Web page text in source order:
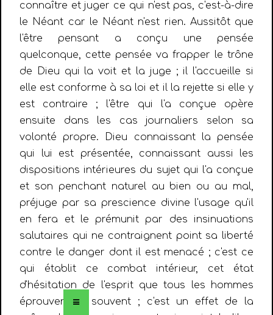
connaître et juger ce qui n'est pas, c'est-à-dire
le Néant car le Néant n'est rien. Aussitôt que
l'être pensant a conçu une pensée
quelconque, cette pensée va frapper le trône
de Dieu qui la voit et la juge ; il l'accueille si
elle est conforme à sa loi et il la rejette si elle y
est contraire ; l'être qui l'a conçue opère
ensuite dans les cas journaliers selon sa
volonté propre. Dieu connaissant la pensée
qui lui est présentée, connaissant aussi les
dispositions intérieures du sujet qui l'a conçue
et son penchant naturel au bien ou au mal,
préjuge par sa prescience divine l'usage qu'il
en fera et le prémunit par des insinuations
salutaires qui ne contraignent point sa liberté
contre le danger dont il est menacé ; c'est ce
qui établit ce combat intérieur, cet état
d'hésitation de l'esprit que tous les hommes
éprouvent si souvent ; c'est un effet de la